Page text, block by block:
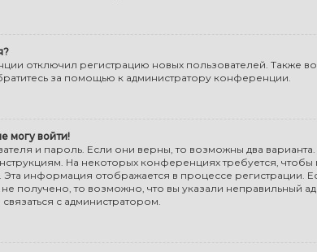
отключил регистрацию новых пользователей. Также
за помощью к администратору конференции.
могу войти!
и пароль. Если они верны, то возможны два
На некоторых конференциях требуется,
Эта информация отображается в процессе
получено, то возможно, что вы указали неправильный
с администратором.